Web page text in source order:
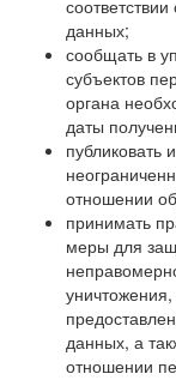
данных;
сообщать в
субъектов
органа
даты
публиковать
отношении
принимать
меры для
данных, а
отношении